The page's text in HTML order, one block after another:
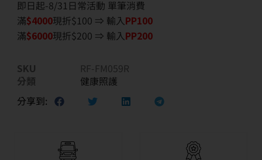
即日起-8/31日常活動 單筆消費
滿$4000現折$100 ⇒ 輸入PP100
滿$6000現折$200 ⇒ 輸入PP200
SKU
RF-FM059R
分類
健康照護
分享到: